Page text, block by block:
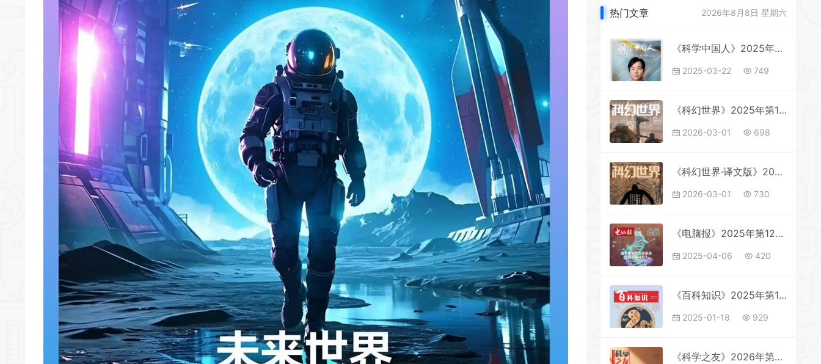
热门文章 2026年8月8日 星期六
《科学中国人》2025年第2期全彩精校PDF杂志下载
2025-03-22 749
《科幻世界》2025年第12期全彩精校PDF杂志下载
2026-03-01 698
《科幻世界·译文版》2025年第12期全彩精校PDF杂志下载
2026-03-01 730
《电脑报》2025年第12期全彩精校PDF杂志下载
2025-04-06 420
《百科知识》2025年第1期全彩精校PDF杂志下载
2025-01-18 929
《科学之友》2026年第8期全彩精校PDF杂志下载